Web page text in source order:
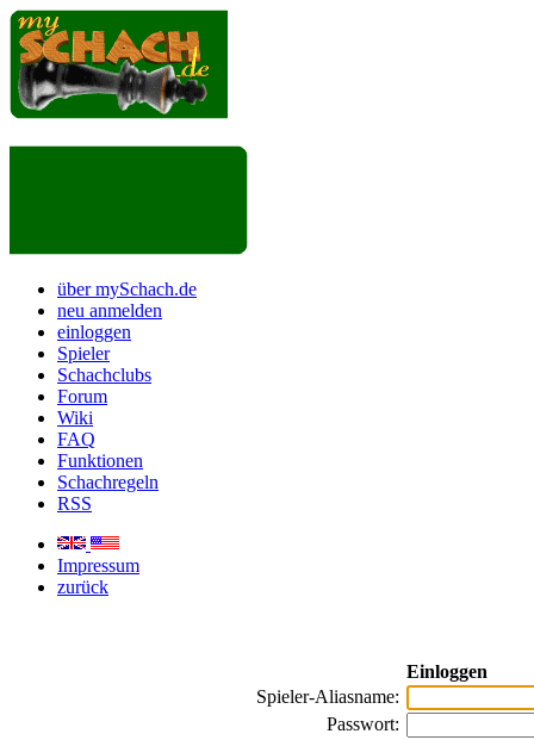
über mySchach.de
neu anmelden
einloggen
Spieler
Schachclubs
Forum
Wiki
FAQ
Funktionen
Schachregeln
RSS
Impressum
zurück
Einloggen
Spieler-Aliasname:
Passwort: